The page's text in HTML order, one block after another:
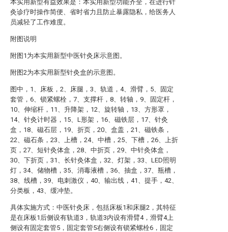
本实用新型有益效果是：本实用新型功能齐全，在进行针
灸诊疗时操作简便、省时省力且防止暴露隐私，给医务人
员减轻了工作难度。
附图说明
附图1为本实用新型中医针灸床示意图。
附图2为本实用新型针灸盒的示意图。
图中，1、床板，2、床腿，3、轨道，4、滑臂，5、固定
套管，6、锁紧螺栓，7、支撑杆，8、转轴，9、固定杆，
10、伸缩杆，11、升降架，12、旋转轴，13、方形罩，
14、针灸计时器，15、L形架，16、磁铁层，17、针灸
盒，18、磁石层，19、折页，20、盒盖，21、磁铁条，
22、磁石条，23、上槽，24、中槽，25、下槽，26、上折
页，27、短针灸体盒，28、中折页，29、中针灸体盒，
30、下折页，31、长针灸体盒，32、灯架，33、LED照明
灯，34、储物槽，35、消毒液槽，36、抽盒，37、瓶槽，
38、线槽，39、电刺激仪，40、输出线，41、提手，42、
分类板，43、缓冲垫。
具体实施方式：中医针灸床，包括床板1和床腿2，其特征
是在床板1后侧设有轨道3，轨道3内设有滑臂4，滑臂4上
侧设有固定套管5，固定套管5右侧设有锁紧螺栓6，固定